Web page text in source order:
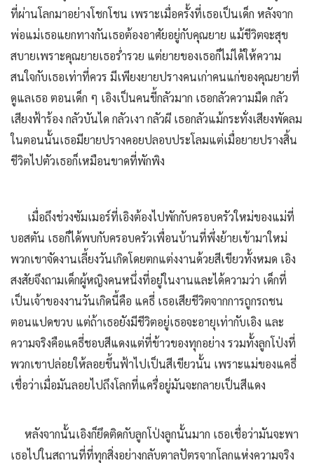
ที่ผ่านโลกมาอย่างโชกโชน เพราะเมื่อครั้งที่เธอเป็นเด็ก หลังจาก
พ่อแม่เธอแยกทางกันเธอต้องอาศัยอยู่กับคุณยาย แม้ชีวิตจะสุข
สบายเพราะคุณยายเธอร่ำรวย แต่ยายของเธอก็ไม่ได้ให้ความ
สนใจกับเธอเท่าที่ควร มีเพียงยายปรางคนเก่าคนแก่ของคุณยายที่
ดูแลเธอ ตอนเด็ก ๆ เอิงเป็นคนขี้กลัวมาก เธอกลัวความมืด กลัว
เสียงฟ้าร้อง กลัวบันได กลัวเงา กลัวผี เธอกลัวแม้กระทั่งเสียงพัดลม
ในตอนนั้นเธอมียายปรางคอยปลอบประโลมแต่เมื่อยายปรางสิ้น
ชีวิตไปตัวเธอก็เหมือนขาดที่พักพิง
เมื่อถึงช่วงซัมเมอร์ที่เอิงต้องไปพักกับครอบครัวใหม่ของแม่ที่
บอสตัน เธอก็ได้พบกับครอบครัวเพื่อนบ้านที่พึ่งย้ายเข้ามาใหม่
พวกเขาจัดงานเลี้ยงวันเกิดโดยตกแต่งงานด้วยสีเขียวทั้งหมด เอิง
สงสัยจึงถามเด็กผู้หญิงคนหนึ่งที่อยู่ในงานและได้ความว่า เด็กที่
เป็นเจ้าของงานวันเกิดนี้คือ แคธี่ เธอเสียชีวิตจากการถูกรถชน
ตอนแปดขวบ แต่ถ้าเธอยังมีชีวิตอยู่เธอจะอายุเท่ากับเอิง และ
ความจริงคือแคธี่ชอบสีแดงแต่ที่ข้าวของทุกอย่าง รวมทั้งลูกโป่งที่
พวกเขาปล่อยให้ลอยขึ้นฟ้าไปเป็นสีเขียวนั้น เพราะแม่ของแคธี่
เชื่อว่าเมื่อมันลอยไปถึงโลกที่แครื่อยู่มันจะกลายเป็นสีแดง
หลังจากนั้นเอิงก็ยึดติดกับลูกโป่งลูกนั้นมาก เธอเชื่อว่ามันจะพา
เธอไปในสถานที่ที่ทุกสิ่งอย่างกลับตาลปัตรจากโลกแห่งความจริง